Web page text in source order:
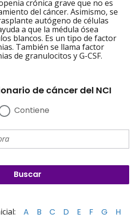
crónica grave que no es
del cáncer. Asimismo, se
autógeno de células
a que la médula ósea
blancos. Es un tipo de factor
También se llama factor
de granulocitos y G-CSF.
de cáncer del NCI
Contiene
A B C D E F G
H